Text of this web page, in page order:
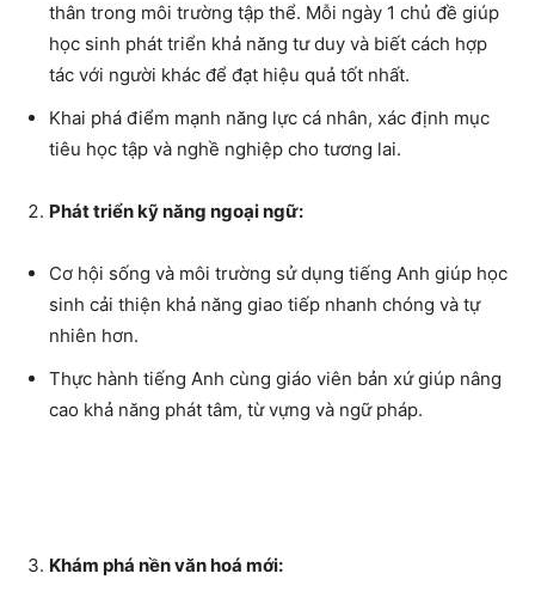
thân trong môi trường tập thể. Mỗi ngày 1 chủ đề giúp
học sinh phát triển khả năng tư duy và biết cách hợp
tác với người khác để đạt hiệu quả tốt nhất.
Khai phá điểm mạnh năng lực cá nhân, xác định mục
tiêu học tập và nghề nghiệp cho tương lai.
Phát triển kỹ năng ngoại ngữ:
Cơ hội sống và môi trường sử dụng tiếng Anh giúp học
sinh cải thiện khả năng giao tiếp nhanh chóng và tự
nhiên hơn.
Thực hành tiếng Anh cùng giáo viên bản xứ giúp nâng
cao khả năng phát tâm, từ vựng và ngữ pháp.
Khám phá nền văn hoá mới: